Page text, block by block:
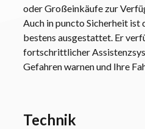
oder Großeinkäufe zur
Auch in puncto Sicherheit ist
bestens ausgestattet. Er
fortschrittlicher
Gefahren warnen und Ihre
Technik